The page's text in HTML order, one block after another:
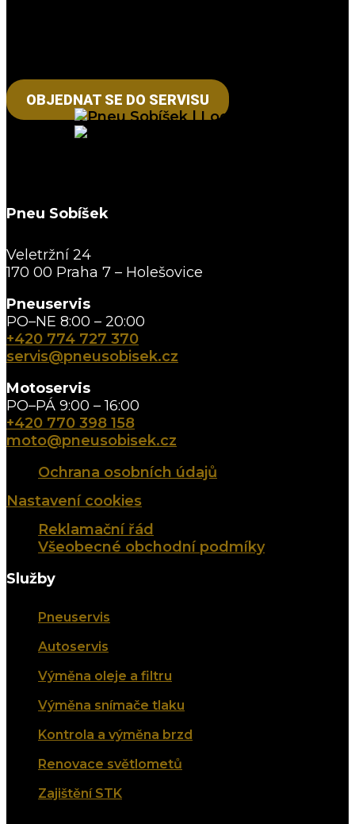
OBJEDNAT SE DO SERVISU
Pneu Sobíšek
Veletržní 24
170 00 Praha 7 – Holešovice
Pneuservis
PO–NE 8:00 – 20:00
+420 774 727 370
servis@pneusobisek.cz
Motoservis
PO–PÁ 9:00 – 16:00
+420 770 398 158
moto@pneusobisek.cz
Ochrana osobních údajů
Nastavení cookies
Reklamační řád
Všeobecné obchodní podmíky
Služby
Pneuservis
Autoservis
Výměna oleje a filtru
Výměna snímače tlaku
Kontrola a výměna brzd
Renovace světlometů
Zajištění STK